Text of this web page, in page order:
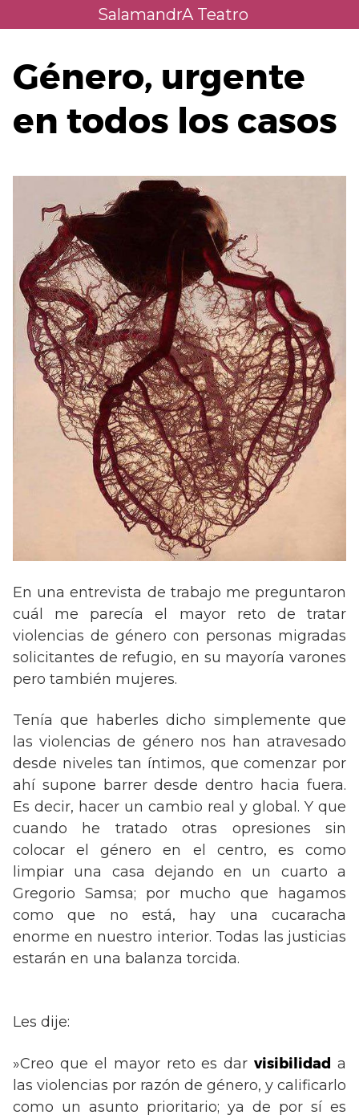
al
SalamandrA Teatro
Género, urgente
en todos los casos
En una entrevista de trabajo me preguntaron
cuál me parecía el mayor reto de tratar
violencias de género con personas migradas
solicitantes de refugio, en su mayoría varones
pero también mujeres.
Tenía que haberles dicho simplemente que
las violencias de género nos han atravesado
desde niveles tan íntimos, que comenzar por
ahí supone barrer desde dentro hacia fuera.
Es decir, hacer un cambio real y global. Y que
cuando he tratado otras opresiones sin
colocar el género en el centro, es como
limpiar una casa dejando en un cuarto a
Gregorio Samsa; por mucho que hagamos
como que no está, hay una cucaracha
enorme en nuestro interior. Todas las justicias
estarán en una balanza torcida.
Les dije:
​»Creo que el mayor reto es darvisibilidad a
las violencias por razón de género, y calificarlo
como un asunto prioritario; ya de por sí es